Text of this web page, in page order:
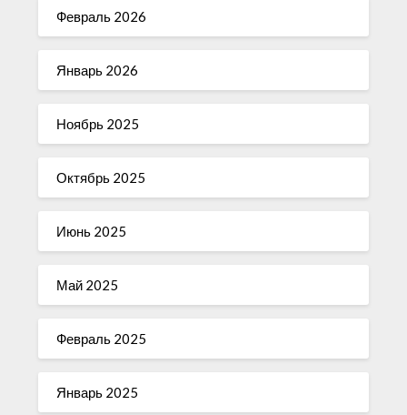
Февраль 2026
Январь 2026
Ноябрь 2025
Октябрь 2025
Июнь 2025
Май 2025
Февраль 2025
Январь 2025